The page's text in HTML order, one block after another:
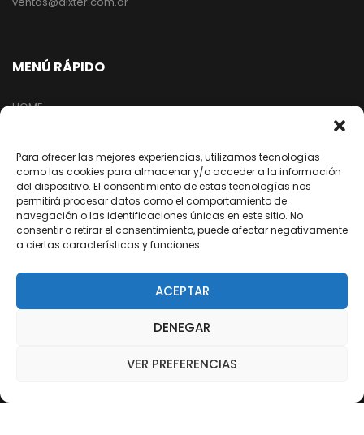
Para ofrecer las mejores experiencias, utilizamos tecnologías
como las cookies para almacenar y/o acceder a la información
del dispositivo. El consentimiento de estas tecnologías nos
permitirá procesar datos como el comportamiento de
navegación o las identificaciones únicas en este sitio. No
consentir o retirar el consentimiento, puede afectar negativamente
a ciertas características y funciones.
ACEPTAR
DENEGAR
VER PREFERENCIAS
MENÚ RÁPIDO
HOME
EMPRESA
NUESTRA RED
ARREPENTIMIENTO DE COMPRA
/dixter.arg